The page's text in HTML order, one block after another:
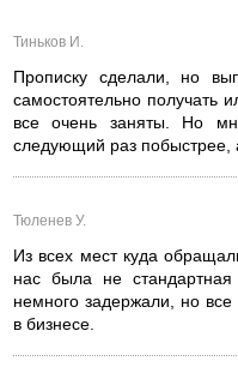
Тиньков И.
Прописку сделали, но
самостоятельно получать
все очень заняты. Но
следующий раз побыстрее,
Тюленев У.
Из всех мест куда
нас была не
немного задержали, но
в бизнесе.